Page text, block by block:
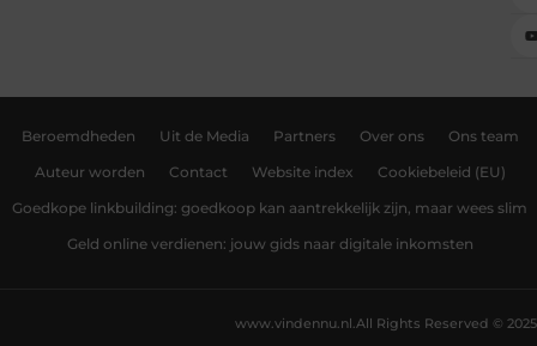
Beroemdheden Uit de Media Partners Over ons Ons team
Auteur worden Contact Website index Cookiebeleid (EU)
Goedkope linkbuilding: goedkoop kan aantrekkelijk zijn, maar wees slim
Geld online verdienen: jouw gids naar digitale inkomsten
All Rights Reserved © 2025
www.vindennu.nl.